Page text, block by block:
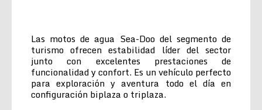
Las motos de agua Sea-Doo del segmento de
turismo ofrecen estabilidad líder del sector
junto con excelentes prestaciones de
funcionalidad y confort. Es un vehículo perfecto
para exploración y aventura todo el día en
configuración biplaza o triplaza.